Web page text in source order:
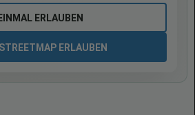
ERLAUBEN
ERLAUBEN